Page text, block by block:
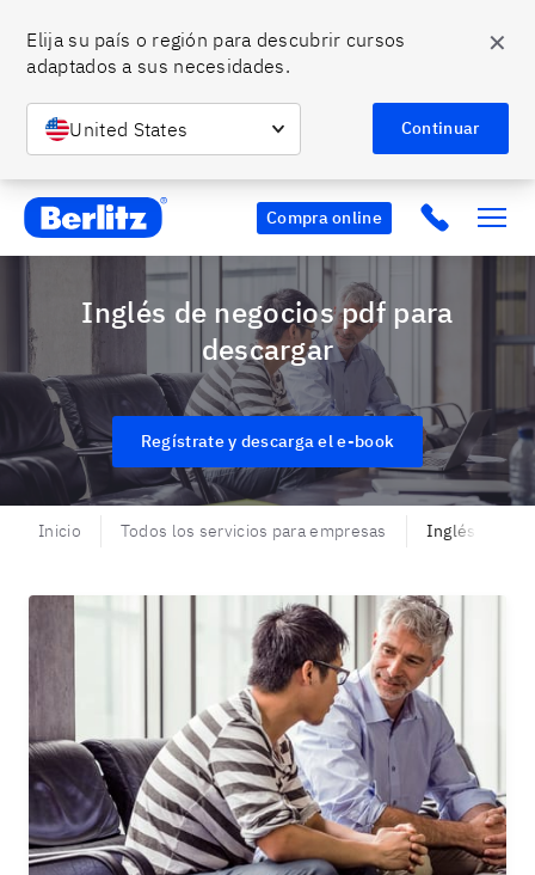
Elija su país o región para descubrir cursos
adaptados a sus necesidades.
United States Continuar
✕
Berlitz Chile Compra online Click to
Inglés de negocios pdf para
descargar
Regístrate y descarga el e-book
Inicio Todos los servicios para empresas Inglés de